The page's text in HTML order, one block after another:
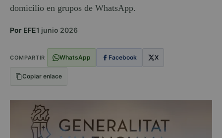
domicilio en grupos de WhatsApp.
Por EFE1 junio 2026
COMPARTIR WhatsApp Facebook X
Copiar enlace